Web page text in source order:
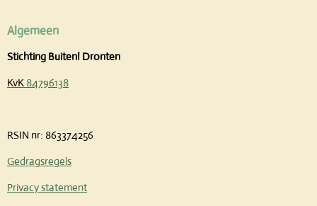
Algemeen
Stichting Buiten! Dronten
KvK 84796138
RSIN nr: 863374256
Gedragsregels
Privacy statement